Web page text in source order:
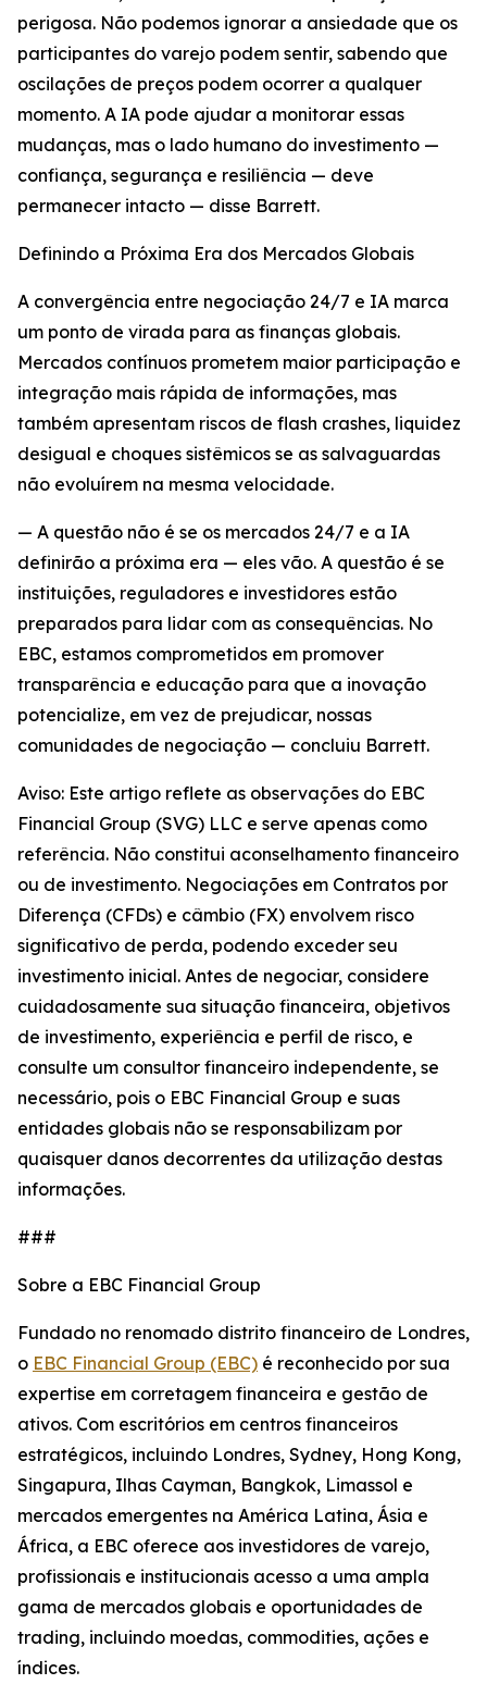
perigosa. Não podemos ignorar a ansiedade que os
participantes do varejo podem sentir, sabendo que
oscilações de preços podem ocorrer a qualquer
momento. A IA pode ajudar a monitorar essas
mudanças, mas o lado humano do investimento —
confiança, segurança e resiliência — deve
permanecer intacto — disse Barrett.
Definindo a Próxima Era dos Mercados Globais
A convergência entre negociação 24/7 e IA marca
um ponto de virada para as finanças globais.
Mercados contínuos prometem maior participação e
integração mais rápida de informações, mas
também apresentam riscos de flash crashes, liquidez
desigual e choques sistêmicos se as salvaguardas
não evoluírem na mesma velocidade.
— A questão não é se os mercados 24/7 e a IA
definirão a próxima era — eles vão. A questão é se
instituições, reguladores e investidores estão
preparados para lidar com as consequências. No
EBC, estamos comprometidos em promover
transparência e educação para que a inovação
potencialize, em vez de prejudicar, nossas
comunidades de negociação — concluiu Barrett.
Aviso: Este artigo reflete as observações do EBC
Financial Group (SVG) LLC e serve apenas como
referência. Não constitui aconselhamento financeiro
ou de investimento. Negociações em Contratos por
Diferença (CFDs) e câmbio (FX) envolvem risco
significativo de perda, podendo exceder seu
investimento inicial. Antes de negociar, considere
cuidadosamente sua situação financeira, objetivos
de investimento, experiência e perfil de risco, e
consulte um consultor financeiro independente, se
necessário, pois o EBC Financial Group e suas
entidades globais não se responsabilizam por
quaisquer danos decorrentes da utilização destas
informações.
###
Sobre a EBC Financial Group
Fundado no renomado distrito financeiro de Londres,
o EBC Financial Group (EBC) é reconhecido por sua
expertise em corretagem financeira e gestão de
ativos. Com escritórios em centros financeiros
estratégicos, incluindo Londres, Sydney, Hong Kong,
Singapura, Ilhas Cayman, Bangkok, Limassol e
mercados emergentes na América Latina, Ásia e
África, a EBC oferece aos investidores de varejo,
profissionais e institucionais acesso a uma ampla
gama de mercados globais e oportunidades de
trading, incluindo moedas, commodities, ações e
índices.